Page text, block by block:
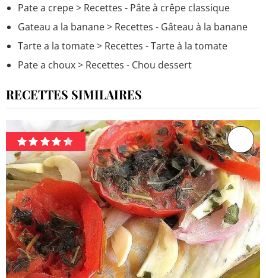
Pate a crepe> Recettes - Pâte à crêpe classique
Gateau a la banane> Recettes - Gâteau à la banane
Tarte a la tomate> Recettes - Tarte à la tomate
Pate a choux> Recettes - Chou dessert
RECETTES SIMILAIRES